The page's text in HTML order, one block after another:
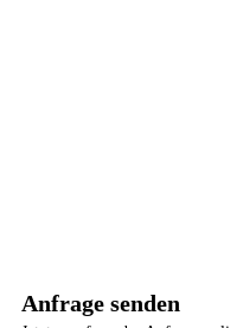
Anfrage senden